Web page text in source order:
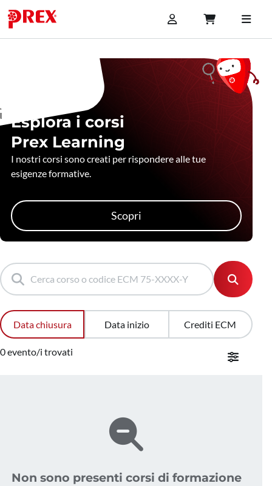
Esplora i corsi
Prex Learning
I nostri corsi sono creati per rispondere alle tue
esigenze formative.
Scopri
Data chiusura Data inizio Crediti ECM
0 evento/i trovati
Non sono presenti corsi di formazione